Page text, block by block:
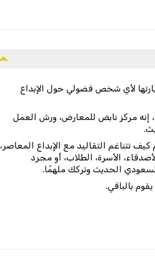
لأي شخص فضولي حول الإبداع
مركز نابض للمعارض، ورش العمل
تتناغم التقاليد مع الإبداع المعاصر،
الأسرة، الطلاب، أو مجرد
الحديث وتركك ملهمًا.
بالباقي.